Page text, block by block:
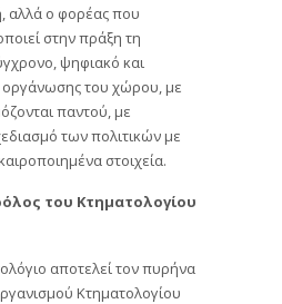
αλλά ο φορέας που
στην πράξη τη
ψηφιακό και
οργάνωσης του χώρου, με
παντού, με
των πολιτικών με
στοιχεία.
του Κτηματολογίου
αποτελεί τον πυρήνα
Κτηματολογίου